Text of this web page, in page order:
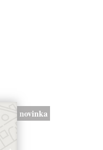
novinka